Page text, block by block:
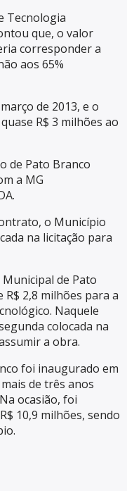
Tecnologia
que, o valor
corresponder a
aos 65%
de 2013, e o
R$ 3 milhões ao
de Pato Branco
a MG
o Município
na licitação para
Municipal de Pato
2,8 milhões para a
Naquele
colocada na
a obra.
foi inaugurado em
de três anos
ocasião, foi
10,9 milhões, sendo